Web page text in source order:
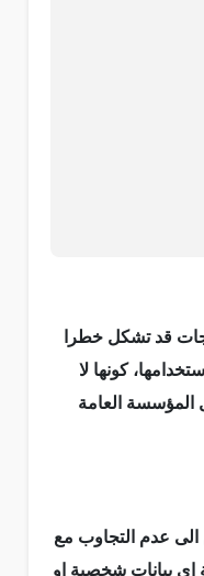
قد تشكل خطرا
كونها لا
المؤسسة العامة
الى عدم التجاوب مع
اي بيانات شخصية او